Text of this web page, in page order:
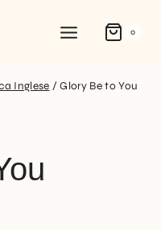
0
Inglese / Glory Be to You